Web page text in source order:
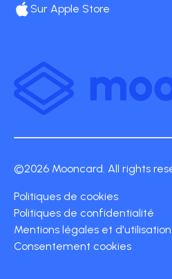
Sur Apple Store
©2026 Mooncard. All rights
Politiques de cookies
Politiques de confidentialité
Mentions légales et
Consentement cookies